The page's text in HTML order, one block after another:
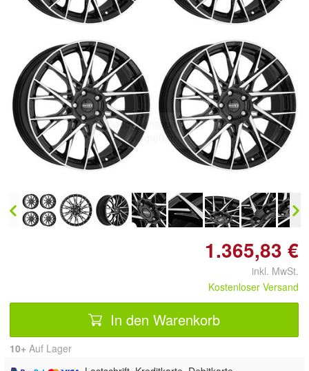
Doppelt antippen zum
vergrößern
1.365,83 €
inkl. MwSt.
Kostenloser Versand
In den Warenkorb
10+ Auf Lager